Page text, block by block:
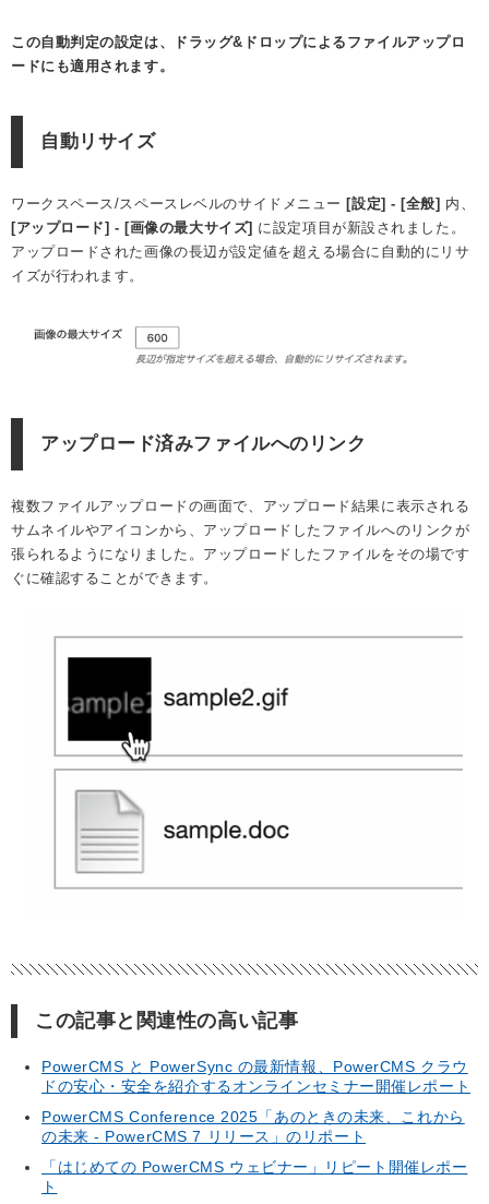
この自動判定の設定は、ドラッグ&ドロップによるファイルアップロ
ードにも適用されます。
自動リサイズ
ワークスペース/スペースレベルのサイドメニュー [設定] - [全般] 内、
[アップロード] - [画像の最大サイズ] に設定項目が新設されました。
アップロードされた画像の長辺が設定値を超える場合に自動的にリサ
イズが行われます。
アップロード済みファイルへのリンク
複数ファイルアップロードの画面で、アップロード結果に表示される
サムネイルやアイコンから、アップロードしたファイルへのリンクが
張られるようになりました。アップロードしたファイルをその場です
ぐに確認することができます。
この記事と関連性の高い記事
PowerCMS と PowerSync の最新情報、PowerCMS クラウ
ドの安心・安全を紹介するオンラインセミナー開催レポート
PowerCMS Conference 2025「あのときの未来、これから
の未来 - PowerCMS 7 リリース」のリポート
「はじめての PowerCMS ウェビナー」リピート開催レポー
ト